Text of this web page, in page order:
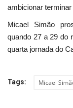
ambicionar
Micael Simão
quando 27 a 29 do
quarta jornada do
Tags: Micael